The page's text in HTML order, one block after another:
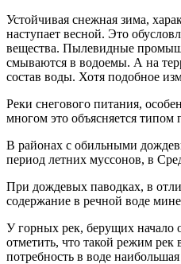
Устойчивая снежная зима,
наступает весной. Это
вещества. Пылевидные
смываются в водоемы. А на
состав воды. Хотя подобное
Реки снегового питания,
многом это объясняется
В районах с обильными
период летних муссонов, в
При дождевых паводках, в
содержание в речной воде
У горных рек, берущих начало
отметить, что такой режим
потребность в воде